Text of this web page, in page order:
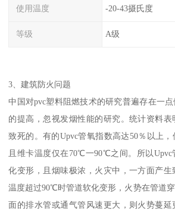
使用温度 -20-43摄氏度
等级 A级
3、建筑防火问题
中国对pvc塑料阻燃技术的研究普遍存在一
的提高，忽视发烟性能的研究。统计资料
致死的。有的Upvc管氧指数高达50％以上，
且维卡温度仅在70℃一90℃之间。所以
化变形，且烟味极浓，火灾中，一方面产生
温度超过90℃时管道软化变形，火势在管道
面的排水管或通气管风速更大，则火势蔓